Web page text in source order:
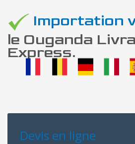
Importation
le Ouganda
Express.
Devis en ligne